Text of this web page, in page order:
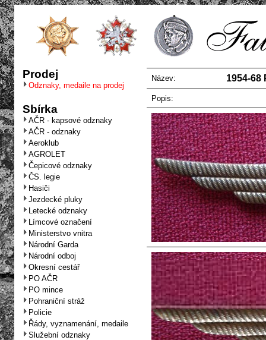
Prodej
Odznaky, medaile na prodej
Sbírka
AČR - kapsové odznaky
AČR - odznaky
Aeroklub
AGROLET
Čepicové odznaky
ČS. legie
Hasiči
Jezdecké pluky
Letecké odznaky
Límcové označení
Ministerstvo vnitra
Národní Garda
Národní odboj
Okresní cestář
PO AČR
PO mince
Pohraniční stráž
Policie
Řády, vyznamenání, medaile
Služební odznaky
Název: 1954-68
Popis: